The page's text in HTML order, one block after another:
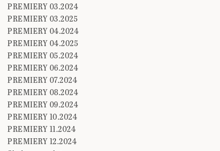
PREMIERY 03.2024
PREMIERY 03.2025
PREMIERY 04.2024
PREMIERY 04.2025
PREMIERY 05.2024
PREMIERY 06.2024
PREMIERY 07.2024
PREMIERY 08.2024
PREMIERY 09.2024
PREMIERY 10.2024
PREMIERY 11.2024
PREMIERY 12.2024